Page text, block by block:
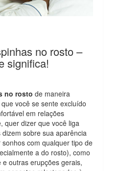
no rosto –
significa!
no rosto de maneira
você se sente excluído
em relações
quer dizer que você liga
sobre sua aparência
com qualquer tipo de
a do rosto), como
outras erupções gerais,